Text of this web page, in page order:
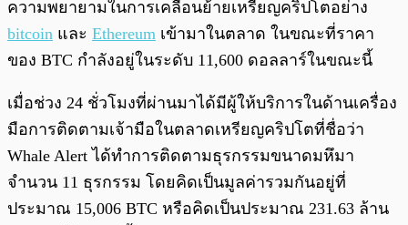
ความพยายามในการเคลื่อนย้ายเหรียญคริปโตอย่าง
bitcoin และ Ethereum เข้ามาในตลาด ในขณะที่ราคา
ของ BTC กำลังอยู่ในระดับ 11,600 ดอลลาร์ในขณะนี้
เมื่อช่วง 24 ชั่วโมงที่ผ่านมาได้มีผู้ให้บริการในด้านเครื่อง
มือการติดตามเจ้ามือในตลาดเหรียญคริปโตที่ชื่อว่า
Whale Alert ได้ทำการติดตามธุรกรรมขนาดมหึมา
จำนวน 11 ธุรกรรม โดยคิดเป็นมูลค่ารวมกันอยู่ที่
ประมาณ 15,006 BTC หรือคิดเป็นประมาณ 231.63 ล้าน